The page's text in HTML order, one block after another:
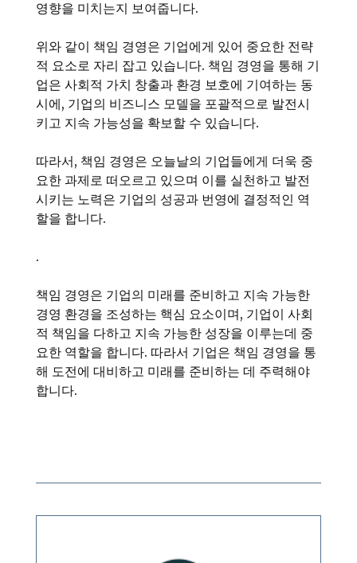
영향을 미치는지 보여줍니다.
위와 같이 책임 경영은 기업에게 있어 중요한 전략
적 요소로 자리 잡고 있습니다. 책임 경영을 통해 기
업은 사회적 가치 창출과 환경 보호에 기여하는 동
시에, 기업의 비즈니스 모델을 포괄적으로 발전시
키고 지속 가능성을 확보할 수 있습니다.
따라서, 책임 경영은 오늘날의 기업들에게 더욱 중
요한 과제로 떠오르고 있으며 이를 실천하고 발전
시키는 노력은 기업의 성공과 번영에 결정적인 역
할을 합니다.
.
책임 경영은 기업의 미래를 준비하고 지속 가능한
경영 환경을 조성하는 핵심 요소이며, 기업이 사회
적 책임을 다하고 지속 가능한 성장을 이루는데 중
요한 역할을 합니다. 따라서 기업은 책임 경영을 통
해 도전에 대비하고 미래를 준비하는 데 주력해야
합니다.